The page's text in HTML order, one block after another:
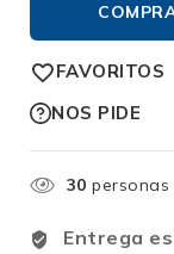
FAVORITOS
NOS PIDE
30
Entrega